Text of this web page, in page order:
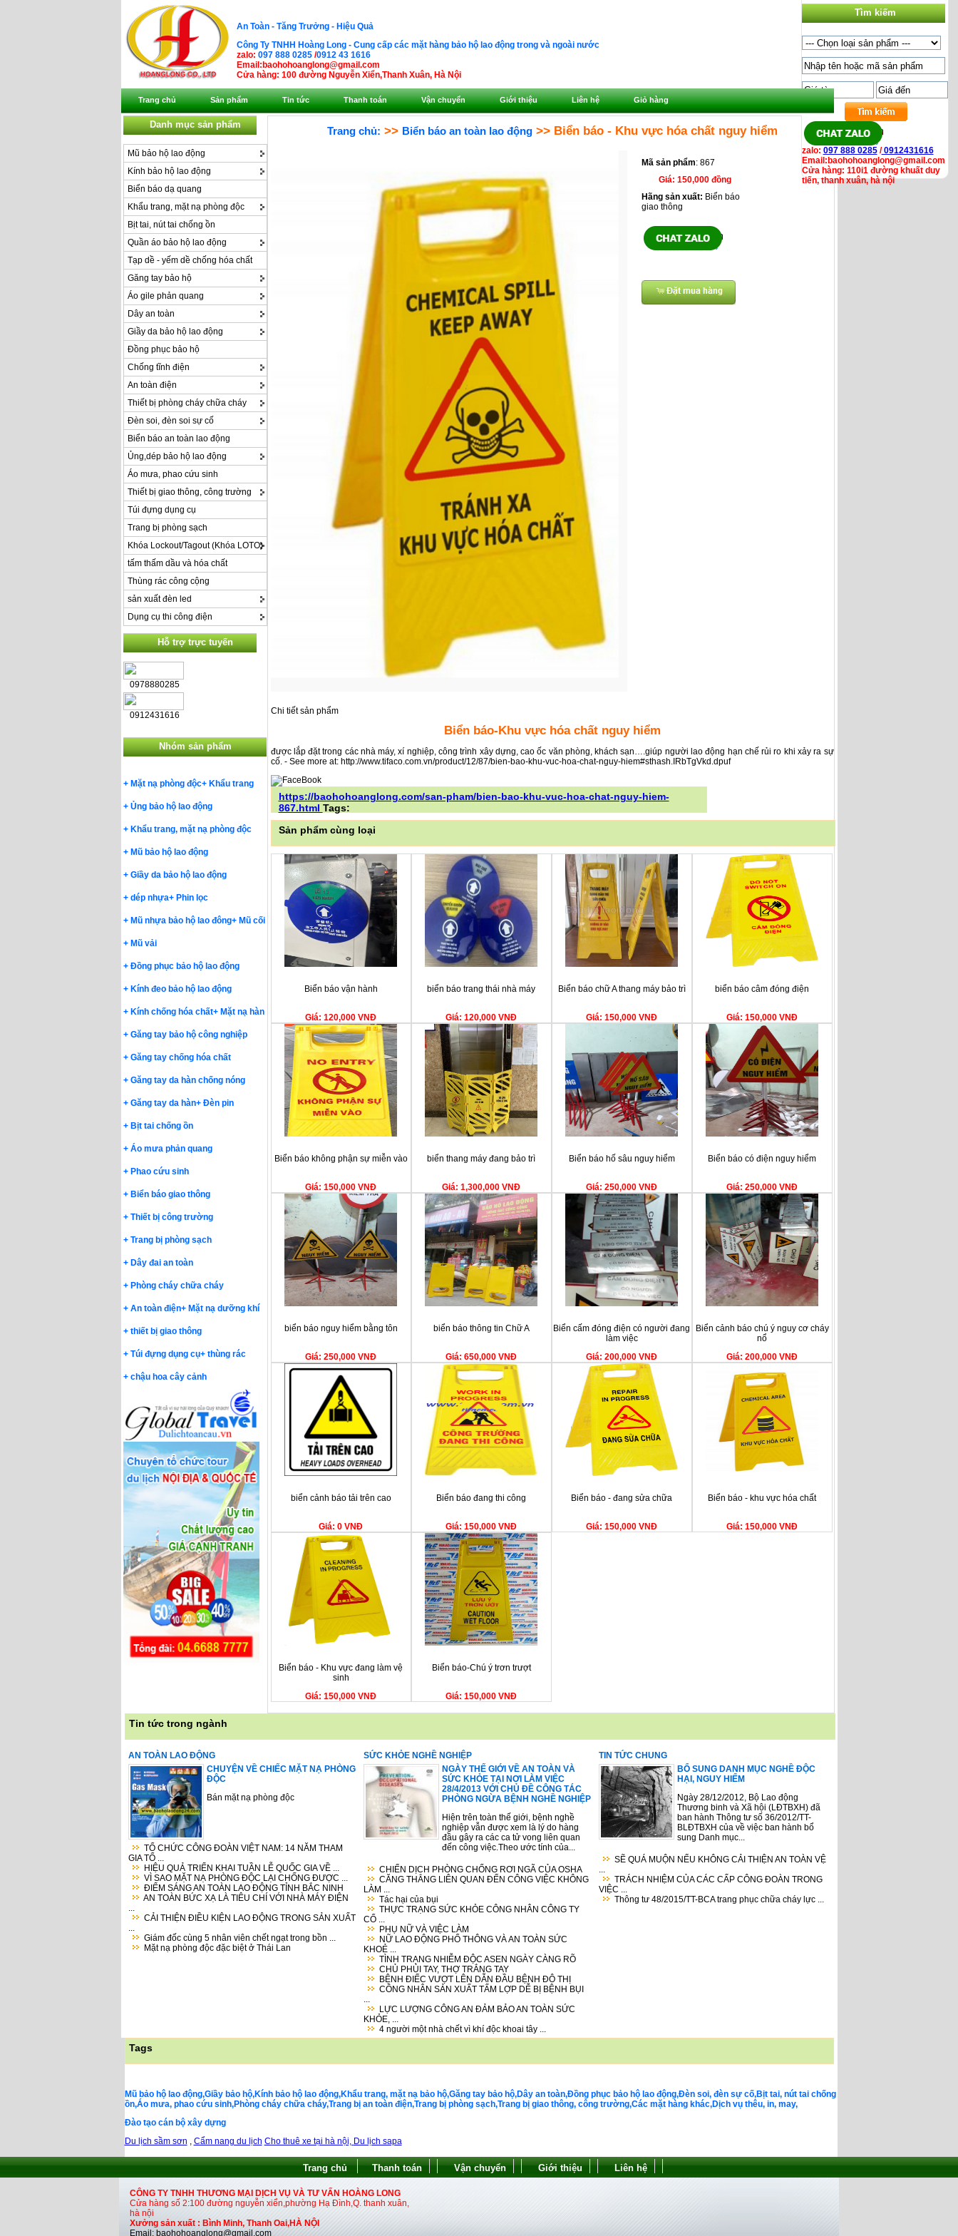
An Toàn - Tăng Trưởng - Hiệu Quả
Công Ty TNHH Hoàng Long - Cung cấp các mặt hàng bảo hộ lao động trong và ngoài nước
zalo: 097 888 0285 /0912 43 1616
Email:baohohoanglong@gmail.com
Cửa hàng: 100 đường Nguyễn Xiển,Thanh Xuân, Hà Nội
Tìm kiếm
zalo: 097 888 0285/0912431616
Email:baohohoanglong@gmail.com
Cửa hàng: 110i1 đường khuất duy
tiến, thanh xuân, hà nội
Trang chủ Sản phẩm Tin tức Thanh toán Vận chuyển Giới thiệu Liên hệ Giỏ hàng
Danh mục sản phẩm
Mũ bảo hộ lao động
Kính bảo hộ lao động
Biển báo dạ quang
Khẩu trang, mặt nạ phòng độc
Bịt tai, nút tai chống ồn
Quần áo bảo hộ lao động
Tạp dề - yếm dề chống hóa chất
Găng tay bảo hộ
Áo gile phản quang
Dây an toàn
Giầy da bảo hộ lao động
Đồng phục bảo hộ
Chống tĩnh điện
An toàn điện
Thiết bị phòng cháy chữa cháy
Đèn soi, đèn soi sự cố
Biển báo an toàn lao động
Ủng,dép bảo hộ lao động
Áo mưa, phao cứu sinh
Thiết bị giao thông, công trường
Túi đựng dụng cụ
Trang bị phòng sạch
Khóa Lockout/Tagout (Khóa LOTO)
tấm thấm dầu và hóa chất
Thùng rác công cộng
sản xuất đèn led
Dụng cụ thi công điện
Hỗ trợ trực tuyến
0978880285
0912431616
Nhóm sản phẩm
+ Mặt nạ phòng độc+ Khẩu trang
+ Ủng bảo hộ lao động
+ Khẩu trang, mặt nạ phòng độc
+ Mũ bảo hộ lao động
+ Giầy da bảo hộ lao động
+ dép nhựa+ Phin lọc
+ Mũ nhựa bảo hộ lao đông+ Mũ cối
+ Mũ vải
+ Đồng phục bảo hộ lao động
+ Kính đeo bảo hộ lao động
+ Kính chống hóa chất+ Mặt nạ hàn
+ Găng tay bảo hộ công nghiệp
+ Găng tay chống hóa chất
+ Găng tay da hàn chống nóng
+ Găng tay da hàn+ Đèn pin
+ Bịt tai chống ồn
+ Áo mưa phản quang
+ Phao cứu sinh
+ Biển báo giao thông
+ Thiết bị công trường
+ Trang bị phòng sạch
+ Dây đai an toàn
+ Phòng cháy chữa cháy
+ An toàn điện+ Mặt nạ dưỡng khí
+ thiết bị giao thông
+ Túi đựng dụng cụ+ thùng rác
+ chậu hoa cây cảnh
Trang chủ: >> Biển báo an toàn lao động>> Biển báo - Khu vực hóa chất nguy hiểm
Mã sản phẩm: 867
Giá: 150,000 đồng
Hãng sản xuất: Biển báo
giao thông
Chi tiết sản phẩm
Biển báo-Khu vực hóa chất nguy hiểm
được lắp đặt trong các nhà máy, xí nghiệp, công trình xây dựng, cao ốc văn phòng, khách sạn….giúp người lao động hạn chế rủi ro khi xảy ra sự
cố. - See more at: http://www.tifaco.com.vn/product/12/87/bien-bao-khu-vuc-hoa-chat-nguy-hiem#sthash.IRbTgVkd.dpuf
https://baohohoanglong.com/san-pham/bien-bao-khu-vuc-hoa-chat-nguy-hiem-
867.html Tags:
Sản phẩm cùng loại
Biển báo vận hành
Giá: 120,000 VNĐ
biển báo trang thái nhà máy
Giá: 120,000 VNĐ
Biển báo chữ A thang máy bảo trì
Giá: 150,000 VNĐ
biển báo câm đóng điện
Giá: 150,000 VNĐ
Biển báo không phận sự miễn vào
Giá: 150,000 VNĐ
biển thang máy đang bảo trì
Giá: 1,300,000 VNĐ
Biển báo hố sâu nguy hiểm
Giá: 250,000 VNĐ
Biển báo có điện nguy hiểm
Giá: 250,000 VNĐ
biển báo nguy hiểm bằng tôn
Giá: 250,000 VNĐ
biển báo thông tin Chữ A
Giá: 650,000 VNĐ
Biển cấm đóng điện có người đang
làm việc
Giá: 200,000 VNĐ
Biển cảnh báo chú ý nguy cơ cháy
nổ
Giá: 200,000 VNĐ
biển cảnh báo tải trên cao
Giá: 0 VNĐ
Biển báo đang thi công
Giá: 150,000 VNĐ
Biển báo - đang sửa chữa
Giá: 150,000 VNĐ
Biển báo - khu vực hóa chất
Giá: 150,000 VNĐ
Biển báo - Khu vực đang làm vệ
sinh
Giá: 150,000 VNĐ
Biển báo-Chú ý trơn trượt
Giá: 150,000 VNĐ
Tin tức trong ngành
AN TOÀN LAO ĐỘNG
CHUYỆN VỀ CHIẾC MẶT NẠ PHÒNG
ĐỘC
Bán mặt nạ phòng độc
TỔ CHỨC CÔNG ĐOÀN VIỆT NAM: 14 NĂM THAM
GIA TỔ ...
HIỆU QUẢ TRIỂN KHAI TUẦN LỄ QUỐC GIA VỀ ...
VÌ SAO MẶT NẠ PHÒNG ĐỘC LẠI CHỐNG ĐƯỢC ...
ĐIỂM SÁNG AN TOÀN LAO ĐỘNG TỈNH BẮC NINH
AN TOÀN BỨC XẠ LÀ TIÊU CHÍ VỚI NHÀ MÁY ĐIỆN
...
CẢI THIỆN ĐIỀU KIỆN LAO ĐỘNG TRONG SẢN XUẤT
...
Giám đốc cùng 5 nhân viên chết ngạt trong bồn ...
Mặt nạ phòng độc đặc biệt ở Thái Lan
SỨC KHỎE NGHỀ NGHIỆP
NGÀY THẾ GIỚI VỀ AN TOÀN VÀ
SỨC KHỎE TẠI NƠI LÀM VIỆC
28/4/2013 VỚI CHỦ ĐỀ CÔNG TÁC
PHÒNG NGỪA BỆNH NGHỀ NGHIỆP
Hiện trên toàn thế giới, bệnh nghề
nghiệp vẫn được xem là lý do hàng
đầu gây ra các ca tử vong liên quan
đến công việc.Theo ước tính của...
CHIẾN DỊCH PHÒNG CHỐNG RƠI NGÃ CỦA OSHA
CĂNG THẲNG LIÊN QUAN ĐẾN CÔNG VIỆC KHÔNG
LÀM ...
Tác hại của bụi
THỰC TRẠNG SỨC KHỎE CÔNG NHÂN CÔNG TY
CỔ ...
PHỤ NỮ VÀ VIỆC LÀM
NỮ LAO ĐỘNG PHỔ THÔNG VÀ AN TOÀN SỨC
KHOẺ ...
TÌNH TRẠNG NHIỄM ĐỘC ASEN NGÀY CÀNG RÕ
CHỦ PHỦI TAY, THỢ TRẮNG TAY
BỆNH ĐIẾC VƯỢT LÊN DẪN ĐẦU BỆNH ĐÔ THỊ
CÔNG NHÂN SẢN XUẤT TẤM LỢP DỄ BỊ BỆNH BỤI
...
LỰC LƯỢNG CÔNG AN ĐẢM BẢO AN TOÀN SỨC
KHỎE, ...
4 người một nhà chết vì khí độc khoai tây ...
TIN TỨC CHUNG
BỔ SUNG DANH MỤC NGHỀ ĐỘC
HẠI, NGUY HIỂM
Ngày 28/12/2012, Bộ Lao động
Thương binh và Xã hội (LĐTBXH) đã
ban hành Thông tư số 36/2012/TT-
BLĐTBXH của về việc ban hành bổ
sung Danh mục...
SẼ QUÁ MUỘN NẾU KHÔNG CẢI THIỆN AN TOÀN VỆ
...
TRÁCH NHIỆM CỦA CÁC CẤP CÔNG ĐOÀN TRONG
VIỆC ...
Thông tư 48/2015/TT-BCA trang phục chữa cháy lực ...
Tags
Mũ bảo hộ lao động,Giầy bảo hộ,Kính bảo hộ lao động,Khẩu trang, mặt nạ bảo hộ,Găng tay bảo hộ,Dây an toàn,Đồng phục bảo hộ lao động,Đèn soi, đèn sự cố,Bịt tai, nút tai chống
ồn,Áo mưa, phao cứu sinh,Phòng cháy chữa cháy,Trang bị an toàn điện,Trang bị phòng sạch,Trang bị giao thông, công trường,Các mặt hàng khác,Dịch vụ thêu, in, may,
Đào tạo cán bộ xây dựng
Du lịch sầm sơn , Cẩm nang du lịch Cho thuê xe tại hà nội, Du lịch sapa
Trang chủ Thanh toán Vận chuyển Giới thiệu Liên hệ
CÔNG TY TNHH THƯƠNG MẠI DỊCH VỤ VÀ TƯ VẤN HOÀNG LONG
Cửa hàng số 2:100 đường nguyễn xiển,phường Hạ Đình,Q. thanh xuân,
hà nội
Xưởng sản xuất : Bình Minh, Thanh Oai,HÀ NỘI
Email: baohohoanglong@gmail.com